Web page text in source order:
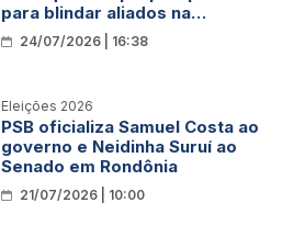
para blindar aliados na
Assembleia
24/07/2026 | 16:38
Eleições 2026
PSB oficializa Samuel Costa ao
governo e Neidinha Suruí ao
Senado em Rondônia
21/07/2026 | 10:00